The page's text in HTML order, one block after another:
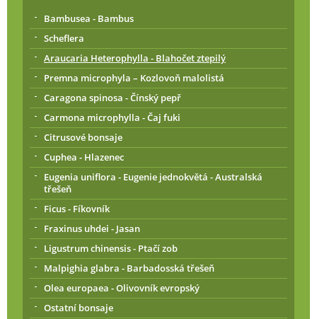
Bambusea - Bambus
Scheflera
Araucaria Heterophylla - Blahočet ztepilý
Premna microphyla – Kozlovoň malolistá
Caragona spinosa - Čínský pepř
Carmona microphylla - Čaj fuki
Citrusové bonsaje
Cuphea - Hlazenec
Eugenia uniflora - Eugenie jednokvětá - Australská
třešeň
Ficus - Fíkovník
Fraxinus uhdei - Jasan
Ligustrum chinensis - Ptačí zob
Malpighia glabra - Barbadosská třešeň
Olea europaea - Olivovník evropský
Ostatní bonsaje